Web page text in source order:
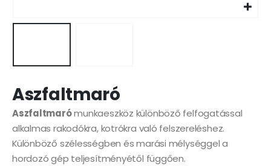
Aszfaltmaró
Aszfaltmarómunkaeszköz különböző felfogatással
alkalmas rakodókra, kotrókra való felszereléshez.
Különböző szélességben és marási mélységgel a
hordozó gép teljesítményétől függően.